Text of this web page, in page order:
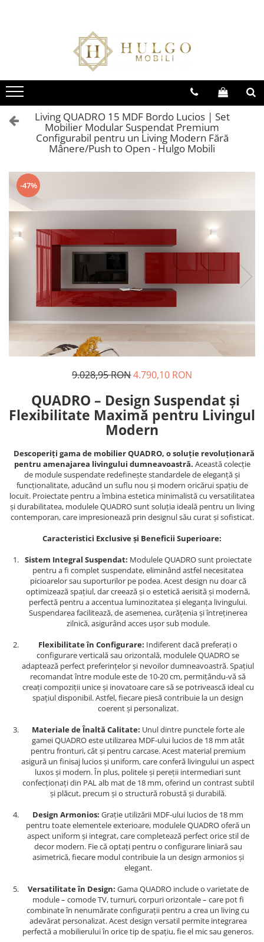
Bucatarie EVORA
Seturi Bucatarie Evora
Corpuri Evora
Bucatarie BLANCA
Seturi Bucatarie Blanca
Corpuri Blanca
Living QUADRO
Colectia QUADRO
Seturi Living QUADRO
Corpuri QUADRO
Seturi Baie Eos
Corpuri Baie Eos
Living QUADRO 15 MDF Bordo Lucios | Set
Mobilier Modular Suspendat Premium
Configurabil pentru un Living Modern Fără
Mânere/Push to Open - Hulgo Mobili
-47%
9.028,95 RON4.790,10 RON
QUADRO – Design Suspendat și
Flexibilitate Maximă pentru Livingul
Modern
Descoperiți gama de mobilier QUADRO, o soluție revoluționară
pentru amenajarea livingului dumneavoastră. Această colecție
de module suspendate redefinește standardele de eleganță și
funcționalitate, aducând un suflu nou și modern oricărui spațiu de
locuit. Proiectate pentru a îmbina estetica minimalistă cu versatilitatea
și durabilitatea, modulele QUADRO sunt soluția ideală pentru un living
contemporan, care impresionează prin designul său curat și sofisticat.
Caracteristici Exclusive și Beneficii Superioare:
Sistem Integral Suspendat: Modulele QUADRO sunt proiectate
pentru a fi complet suspendate, eliminând astfel necesitatea
picioarelor sau suporturilor pe podea. Acest design nu doar că
optimizează spațiul, dar creează și o estetică aerisită și modernă,
perfectă pentru a accentua luminozitatea și eleganța livingului.
Suspendarea facilitează, de asemenea, curățenia și întreținerea
zilnică, asigurând acces ușor sub module.
Flexibilitate în Configurare: Indiferent dacă preferați o
configurare verticală sau orizontală, modulele QUADRO se
adaptează perfect preferințelor și nevoilor dumneavoastră. Spațiul
recomandat între module este de 10-20 cm, permițându-vă să
creați compoziții unice și inovatoare care să se potrivească ideal cu
spațiul disponibil. Astfel, fiecare piesă contribuie la un design
coerent și personalizat.
Materiale de Înaltă Calitate: Unul dintre punctele forte ale
gamei QUADRO este utilizarea MDF-ului lucios de 18 mm atât
pentru fronturi, cât și pentru carcase. Acest material premium
asigură un finisaj lucios și uniform, care conferă livingului un aspect
luxos și modern. În plus, politele și pereții intermediari sunt
confecționați din PAL alb mat de 18 mm, oferind un contrast subtil
și plăcut, precum și o structură robustă și durabilă.
Design Armonios: Grație utilizării MDF-ului lucios de 18 mm
pentru toate elementele exterioare, modulele QUADRO oferă un
aspect uniform și integrat, care completează perfect orice stil de
decor modern. Fie că optați pentru o configurare liniară sau
asimetrică, fiecare modul contribuie la un design armonios și
elegant.
Versatilitate în Design: Gama QUADRO include o varietate de
module – comode TV, turnuri, corpuri orizontale – care pot fi
combinate în nenumărate configurații pentru a crea un living cu
adevărat personalizat. Acest design versatil permite integrarea
perfectă a mobilierului în orice tip de spațiu, fie el mic sau generos.